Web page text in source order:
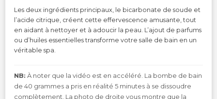
Les deux ingrédients principaux, le bicarbonate de soude et
l’acide citrique, créent cette effervescence amusante, tout
en aidant à nettoyer et à adoucir la peau. L’ajout de parfums
ou d’huiles essentielles transforme votre salle de bain en un
véritable spa.
NB: À noter que la vidéo est en accéléré. La bombe de bain
de 40 grammes a pris en réalité 5 minutes à se dissoudre
complètement. La photo de droite vous montre que la